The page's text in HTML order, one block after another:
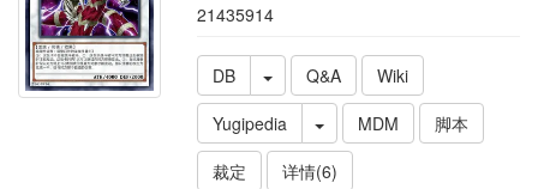
21435914
DB Q&A
Wiki
Yugipedia
MDM
脚本
裁定
详情(6)